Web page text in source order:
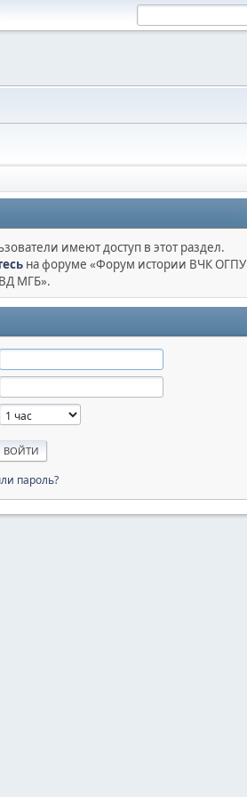
имеют доступ в этот раздел.
на форуме «Форум истории ВЧК ОГПУ
МГБ».
пароль?